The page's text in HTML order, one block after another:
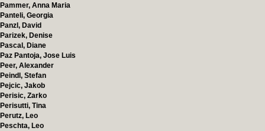
Pammer, Anna Maria
Panteli, Georgia
Panzl, David
Parizek, Denise
Pascal, Diane
Paz Pantoja, Jose Luis
Peer, Alexander
Peindl, Stefan
Pejcic, Jakob
Perisic, Zarko
Perisutti, Tina
Perutz, Leo
Peschta, Leo